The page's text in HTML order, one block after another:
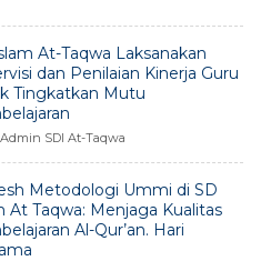
At-Taqwa Laksanakan
dan Penilaian Kinerja Guru
Tingkatkan Mutu
SDI At-Taqwa
Metodologi Ummi di SD
At Taqwa: Menjaga Kualitas
Al-Qur’an. Hari